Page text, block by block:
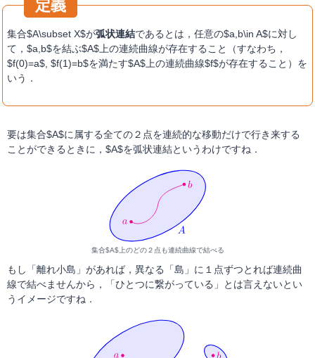
集合$A\subset X$が弧状連結であるとは，任意の$a,b\in A$に対し
て，$a,b$を結ぶ$A$上の連続曲線が存在すること（すなわち，
$f(0)=a$, $f(1)=b$を満たす$A$上の連続曲線$f$が存在すること）を
いう．
要は集合$A$に属する全ての２点を連続的な移動だけで行き来する
ことができるときに，$A$を弧状連結というわけですね．
集合$A$上のどの２点も連続曲線で結べる
もし「離れ小島」があれば，異なる「島」に１点ずつとれば連続曲
線で結べませんから，「ひとつに繋がっている」とは言えないとい
うイメージですね．